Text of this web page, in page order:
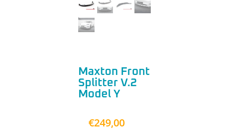
Maxton Front
Splitter V.2
Model Y
€249,00